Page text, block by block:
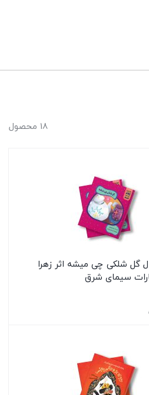
18 محصول
گل شلکی چی میشه اثر زهرا
سیمای شرق